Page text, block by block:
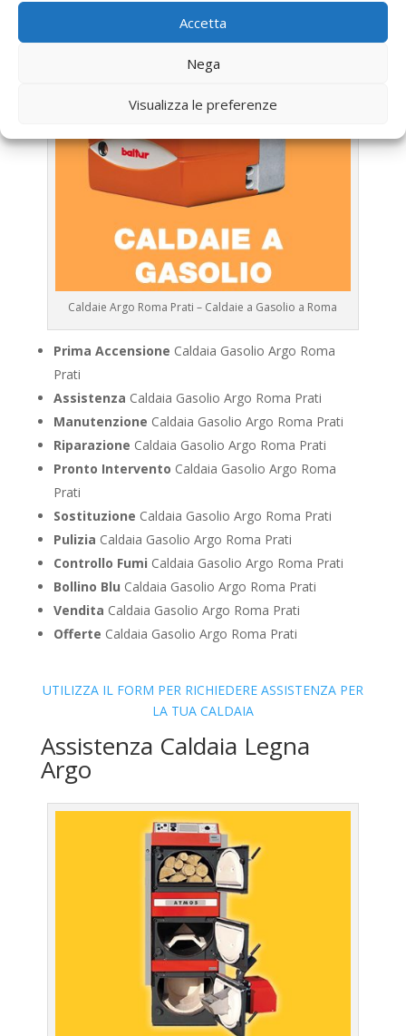
Accetta
Nega
Visualizza le preferenze
Caldaie Argo Roma Prati – Caldaie a Gasolio a Roma
Prima Accensione Caldaia Gasolio Argo Roma
Prati
Assistenza Caldaia Gasolio Argo Roma Prati
Manutenzione Caldaia Gasolio Argo Roma Prati
Riparazione Caldaia Gasolio Argo Roma Prati
Pronto Intervento Caldaia Gasolio Argo Roma
Prati
Sostituzione Caldaia Gasolio Argo Roma Prati
Pulizia Caldaia Gasolio Argo Roma Prati
Controllo Fumi Caldaia Gasolio Argo Roma Prati
Bollino Blu Caldaia Gasolio Argo Roma Prati
Vendita Caldaia Gasolio Argo Roma Prati
Offerte Caldaia Gasolio Argo Roma Prati
UTILIZZA IL FORM PER RICHIEDERE ASSISTENZA PER
LA TUA CALDAIA
Assistenza Caldaia Legna
Argo